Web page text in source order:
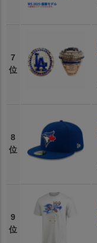
7
位
8
位
9
位